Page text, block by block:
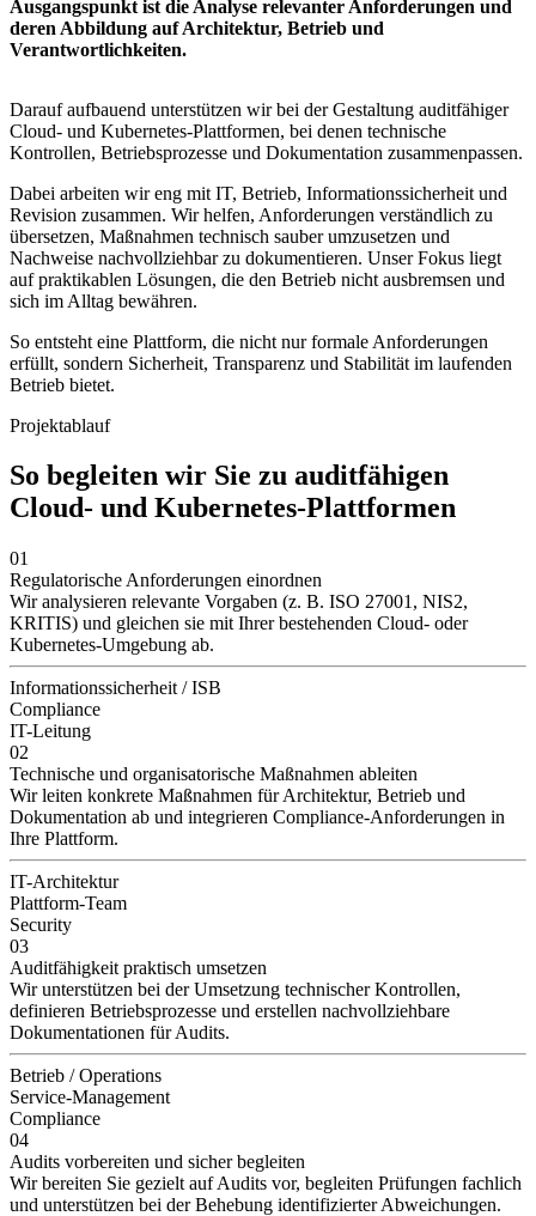
Ausgangspunkt ist die Analyse relevanter Anforderungen und
deren Abbildung auf Architektur, Betrieb und
Verantwortlichkeiten.
Darauf aufbauend unterstützen wir bei der Gestaltung auditfähiger
Cloud- und Kubernetes-Plattformen, bei denen technische
Kontrollen, Betriebsprozesse und Dokumentation zusammenpassen.
Dabei arbeiten wir eng mit IT, Betrieb, Informationssicherheit und
Revision zusammen. Wir helfen, Anforderungen verständlich zu
übersetzen, Maßnahmen technisch sauber umzusetzen und
Nachweise nachvollziehbar zu dokumentieren. Unser Fokus liegt
auf praktikablen Lösungen, die den Betrieb nicht ausbremsen und
sich im Alltag bewähren.
So entsteht eine Plattform, die nicht nur formale Anforderungen
erfüllt, sondern Sicherheit, Transparenz und Stabilität im laufenden
Betrieb bietet.
Projektablauf
So begleiten wir Sie zu auditfähigen
Cloud- und Kubernetes-Plattformen
01
Regulatorische Anforderungen einordnen
Wir analysieren relevante Vorgaben (z. B. ISO 27001, NIS2,
KRITIS) und gleichen sie mit Ihrer bestehenden Cloud- oder
Kubernetes-Umgebung ab.
Informationssicherheit / ISB
Compliance
IT-Leitung
02
Technische und organisatorische Maßnahmen ableiten
Wir leiten konkrete Maßnahmen für Architektur, Betrieb und
Dokumentation ab und integrieren Compliance-Anforderungen in
Ihre Plattform.
IT-Architektur
Plattform-Team
Security
03
Auditfähigkeit praktisch umsetzen
Wir unterstützen bei der Umsetzung technischer Kontrollen,
definieren Betriebsprozesse und erstellen nachvollziehbare
Dokumentationen für Audits.
Betrieb / Operations
Service-Management
Compliance
04
Audits vorbereiten und sicher begleiten
Wir bereiten Sie gezielt auf Audits vor, begleiten Prüfungen fachlich
und unterstützen bei der Behebung identifizierter Abweichungen.